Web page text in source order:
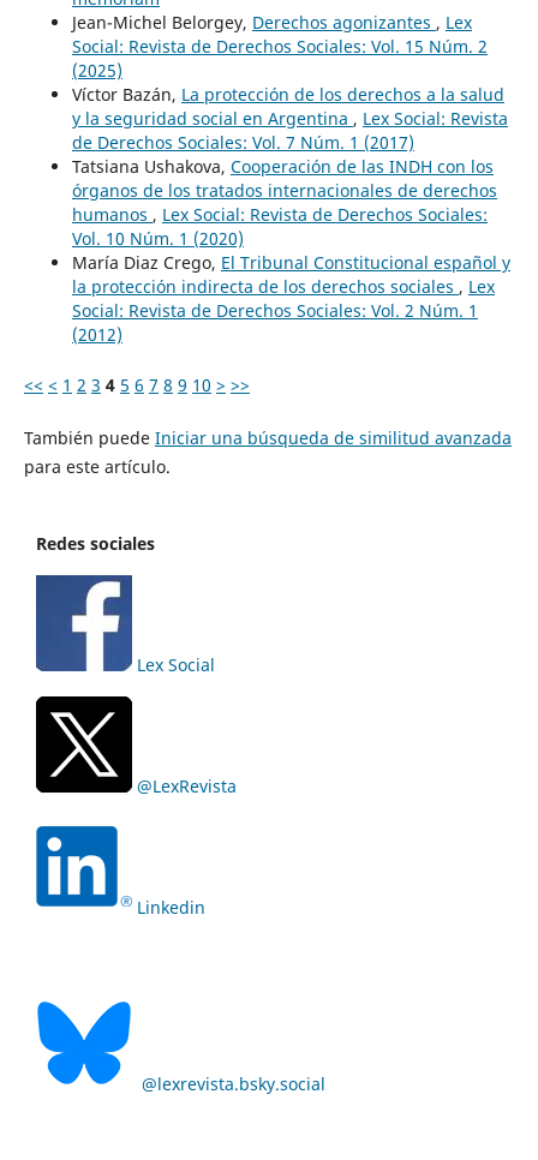
Jean-Michel Belorgey, Derechos agonizantes , Lex
Social: Revista de Derechos Sociales: Vol. 15 Núm. 2
(2025)
Víctor Bazán, La protección de los derechos a la salud
y la seguridad social en Argentina , Lex Social: Revista
de Derechos Sociales: Vol. 7 Núm. 1 (2017)
Tatsiana Ushakova, Cooperación de las INDH con los
órganos de los tratados internacionales de derechos
humanos , Lex Social: Revista de Derechos Sociales:
Vol. 10 Núm. 1 (2020)
María Diaz Crego, El Tribunal Constitucional español y
la protección indirecta de los derechos sociales , Lex
Social: Revista de Derechos Sociales: Vol. 2 Núm. 1
(2012)
<< < 1 2 3 4 5 6 7 8 9 10 > >>
También puede Iniciar una búsqueda de similitud avanzada
para este artículo.
Redes sociales
Lex Social
@LexRevista
Linkedin
@lexrevista.bsky.social